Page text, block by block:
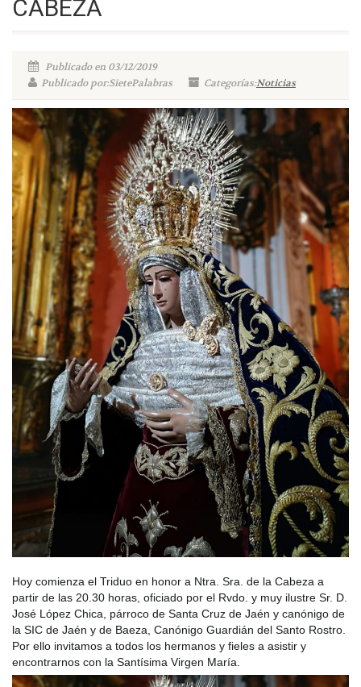
CABEZA
Publicado en 03/12/2019
Publicado por:SietePalabras
Categorías:Noticias
Hoy comienza el Triduo en honor a Ntra. Sra. de la Cabeza a
partir de las 20.30 horas, oficiado por el Rvdo. y muy ilustre Sr. D.
José López Chica, párroco de Santa Cruz de Jaén y canónigo de
la SIC de Jaén y de Baeza, Canónigo Guardián del Santo Rostro.
Por ello invitamos a todos los hermanos y fieles a asistir y
encontrarnos con la Santísima Virgen María.